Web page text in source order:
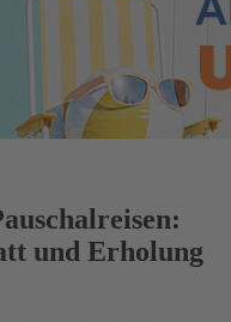
und Erholung